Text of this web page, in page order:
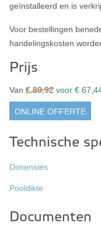
geïnstalleerd en is
Voor bestellingen
handelingskosten
Prijs
Van € 89,92 voor €
ONLINE OFFERTE
Technische
Dimensies
Pooldikte
Documenten